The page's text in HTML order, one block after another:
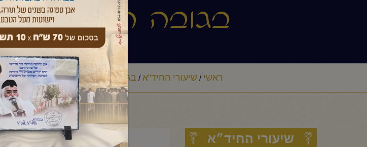
בגובה העיניים
ראשי /שיעורי החיד"א/ בגובה העיניים הלכה ותניא יומי/
שיעורי החיד״א